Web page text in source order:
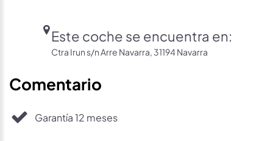
Este coche se encuentra en:
Ctra Irun s/n Arre Navarra, 31194 Navarra
Comentario
Garantía 12 meses